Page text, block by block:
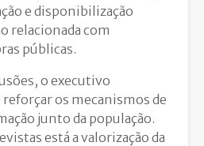
e disponibilização
relacionada com
públicas.
o executivo
os mecanismos de
junto da população.
está a valorização da